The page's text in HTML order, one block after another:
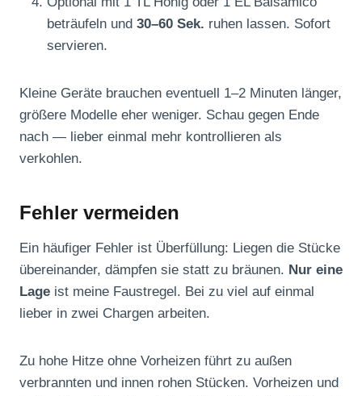
beträufeln und 30–60 Sek. ruhen lassen. Sofort
servieren.
Kleine Geräte brauchen eventuell 1–2 Minuten länger,
größere Modelle eher weniger. Schau gegen Ende
nach — lieber einmal mehr kontrollieren als
verkohlen.
Fehler vermeiden
Ein häufiger Fehler ist Überfüllung: Liegen die Stücke
übereinander, dämpfen sie statt zu bräunen. Nur eine
Lage ist meine Faustregel. Bei zu viel auf einmal
lieber in zwei Chargen arbeiten.
Zu hohe Hitze ohne Vorheizen führt zu außen
verbrannten und innen rohen Stücken. Vorheizen und